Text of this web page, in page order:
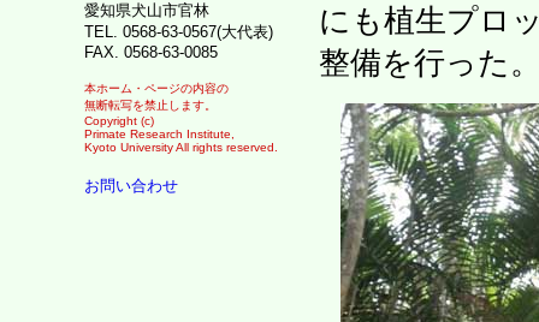
愛知県犬山市官林
TEL. 0568-63-0567(大代表)
FAX. 0568-63-0085
本ホーム・ページの内容の
無断転写を禁止します。
Copyright (c)
Primate Research Institute,
Kyoto University All rights reserved.
お問い合わせ
にも植生プロ
整備を行った